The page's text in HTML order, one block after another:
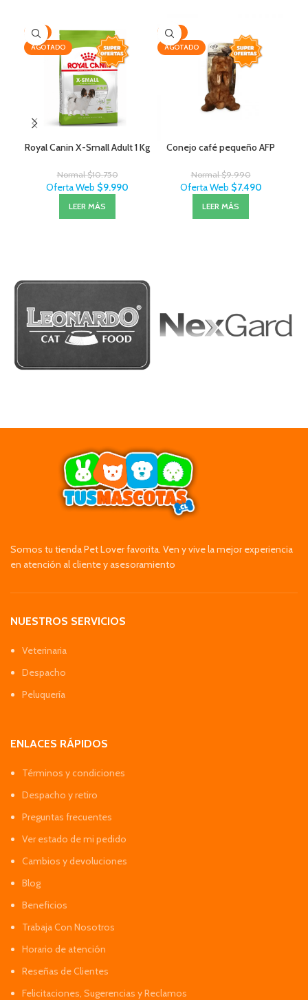
-7%
AGOTADO
Royal Canin X-Small Adult 1 Kg
Normal$10.750
Oferta Web $9.990
LEER MÁS
-25%
AGOTADO
Conejo café pequeño AFP
Normal$9.990
Oferta Web $7.490
LEER MÁS
Somos tu tienda Pet Lover favorita. Ven y vive la mejor experiencia
en atención al cliente y asesoramiento
NUESTROS SERVICIOS
Veterinaria
Despacho
Peluquería
ENLACES RÁPIDOS
Términos y condiciones
Despacho y retiro
Preguntas frecuentes
Ver estado de mi pedido
Cambios y devoluciones
Blog
Beneficios
Trabaja Con Nosotros
Horario de atención
Reseñas de Clientes
Felicitaciones, Sugerencias y Reclamos